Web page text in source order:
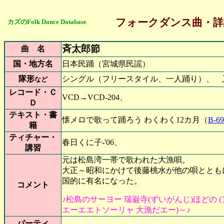
カズのFolk Dance Database フォークダンス曲・
曲 名 斉太郎節
国・地方名
日本民踊（宮城県民謡）
隊形など
シングル（フリースタイル、一人踊
レコード・Ｃ
Ｄ
VCD→VCD-204、
テキスト・書
籍
懐メロで歌って踊ろう わくわく12カ月（B-69
ティチャー・
講習
春日くに子-'06、
コメント
元は松島湾一帯で歌われた大漁唄。
大正～昭和にかけて後藤桃水が他の唄とと
国的に有名になった。
♪松島のサーヨー 瑞巌寺(ずいがんじ)ほどの
エーエエトソーリャ 大漁だエー)～♪